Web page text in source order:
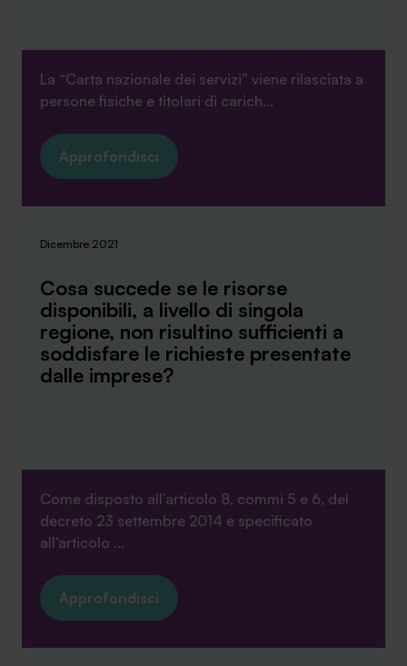
La “Carta nazionale dei servizi” viene rilasciata a
persone fisiche e titolari di carich...
Approfondisci
Dicembre 2021
Cosa succede se le risorse
disponibili, a livello di singola
regione, non risultino sufficienti a
soddisfare le richieste presentate
dalle imprese?
Come disposto all’articolo 8, commi 5 e 6, del
decreto 23 settembre 2014 e specificato
all’articolo ...
Approfondisci